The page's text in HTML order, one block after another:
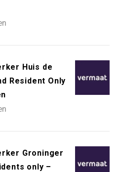
Huis de
Resident Only
Groninger
only –